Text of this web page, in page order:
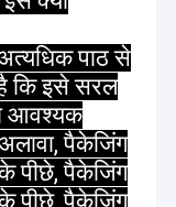
पाठ से
कि इसे सरल
आवश्यक
पैकेजिंग
पीछे, पैकेजिंग
पीछे, पैकेजिंग